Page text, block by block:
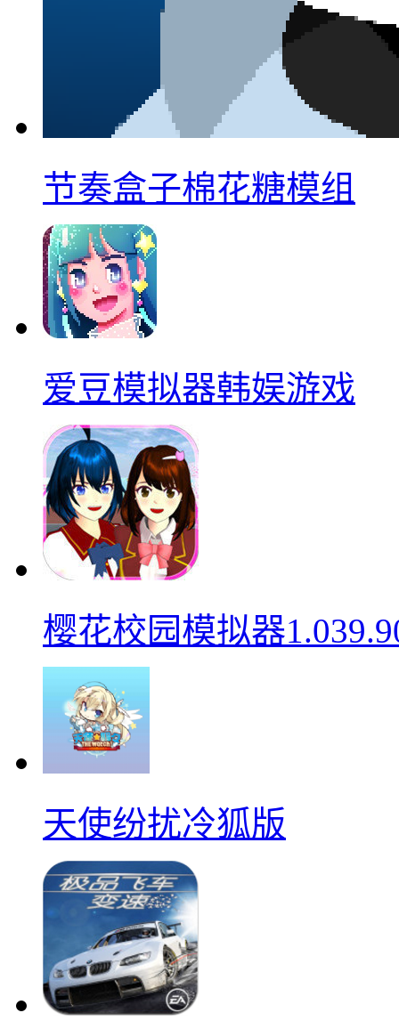
节奏盒子棉花糖模组
爱豆模拟器韩娱游戏
樱花校园模拟器
天使纷扰冷狐版